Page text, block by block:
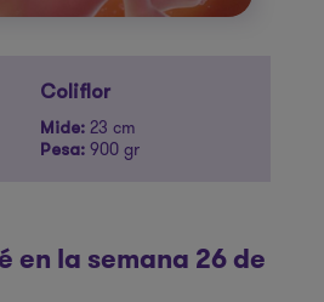
Coliflor
Mide: 23 cm
Pesa: 900 gr
en la semana 26 de